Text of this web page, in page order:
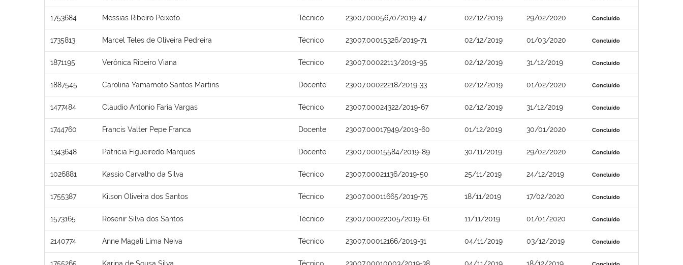
1753684 Messias Ribeiro Peixoto Técnico 23007.0005670/2019-47 02/12/2019 29/02/2020 Concluído
1735813 Marcel Teles de Oliveira Pedreira Técnico 23007.00015326/2019-71 02/12/2019 01/03/2020 Concluído
1871195 Verônica Ribeiro Viana Técnico 23007.00022113/2019-95 02/12/2019 31/12/2019 Concluído
1887545 Carolina Yamamoto Santos Martins Docente 23007.00022218/2019-33 02/12/2019 01/02/2020 Concluído
1477484 Claudio Antonio Faria Vargas Técnico 23007.00024322/2019-67 02/12/2019 31/12/2019 Concluído
1744760 Francis Valter Pepe Franca Docente 23007.00017949/2019-60 01/12/2019 30/01/2020 Concluído
1343648 Patricia Figueiredo Marques Docente 23007.00015584/2019-89 30/11/2019 29/02/2020 Concluído
1026881 Kassio Carvalho da Silva Técnico 23007.00021136/2019-50 25/11/2019 24/12/2019 Concluído
1755387 Kilson Oliveira dos Santos Técnico 23007.00011665/2019-75 18/11/2019 17/02/2020 Concluído
1573165 Rosenir Silva dos Santos Técnico 23007.00022005/2019-61 11/11/2019 01/01/2020 Concluído
2140774 Anne Magali Lima Neiva Técnico 23007.00012166/2019-31 04/11/2019 03/12/2019 Concluído
1755265 Karina de Sousa Silva Técnico 23007.00010003/2019-38 04/11/2019 18/12/2019 Concluído